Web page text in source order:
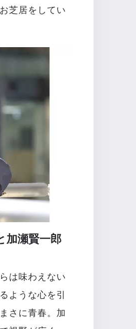
芝居をしてい
加瀬賢一郎
は味わえない
ような心を引
さに青春。加